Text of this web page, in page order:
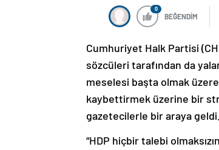
0
BEĞENDİM
Cumhuriyet Halk Partisi
sözcüleri tarafından da
meselesi başta olmak
kaybettirmek üzerine bir
gazetecilerle bir araya
“HDP hiçbir talebi